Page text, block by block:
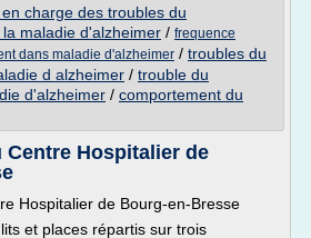
charge des troubles du
maladie d'alzheimer / frequence
dans maladie d'alzheimer / troubles du
d alzheimer / trouble du
d'alzheimer / comportement du
Centre Hospitalier de
Hospitalier de Bourg-en-Bresse
et places répartis sur trois